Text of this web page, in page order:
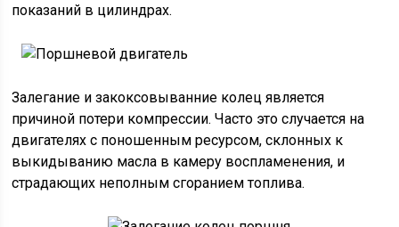
показаний в цилиндрах.
Залегание и закоксовыванние колец является
причиной потери компрессии. Часто это случается на
двигателях с поношенным ресурсом, склонных к
выкидыванию масла в камеру воспламенения, и
страдающих неполным сгоранием топлива.